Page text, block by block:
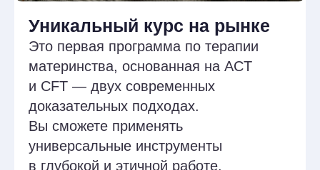
Супервизии и интервизии
Обсуждаем ваши кейсы, сомнения
и сложные моменты. Выносите
ситуации из практики или личного
опыта и получаете разбор
в безопасной и поддерживающей
атмосфере.